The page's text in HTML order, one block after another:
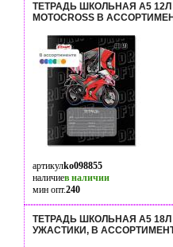
ТЕТРАДЬ ШКОЛЬНАЯ А5
MOTOCROSS В
артикулko098855
наличиев наличии
мин опт.240
ТЕТРАДЬ ШКОЛЬНАЯ А5
УЖАСТИКИ, В